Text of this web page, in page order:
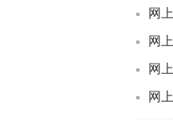
网
网
网
网